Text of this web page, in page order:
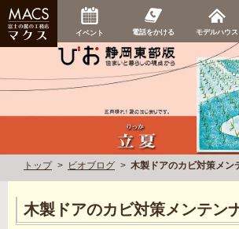
イベント 電話をかける モデルハウス
トップ ビオブログ 木製ドアのカビ対策メン
木製ドアのカビ対策メンテン